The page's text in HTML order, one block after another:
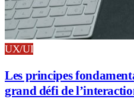
UX/UI
Les principes
grand défi de